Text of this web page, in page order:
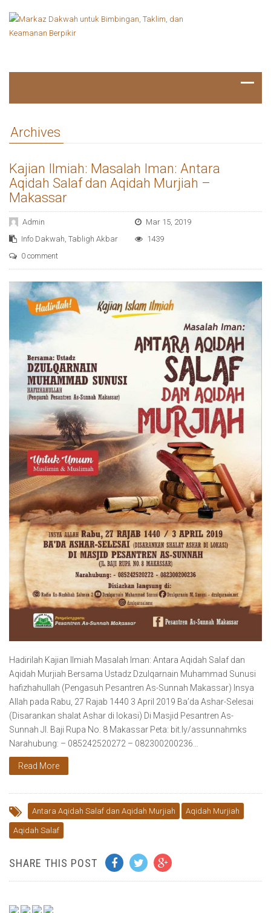
Archives
Kajian Ilmiah: Masalah Iman: Antara
Aqidah Salaf dan Aqidah Murjiah –
Makassar
Admin
Mar 15, 2019
Info Dakwah, Tabligh Akbar
1439
0 comment
Hadirilah Kajian Ilmiah Masalah Iman: Antara Aqidah Salaf dan
Aqidah Murjiah Bersama Ustadz Dzulqarnain Muhammad Sunusi
hafizhahullah (Pengasuh Pesantren As-Sunnah Makassar) Insya
Allah pada Rabu, 27 Rajab 1440 3 April 2019 Ba’da Ashar-Selesai
(Disarankan shalat Ashar di lokasi) Di Masjid Pesantren As-
Sunnah Jl. Baji Rupa No. 8 Makassar Peta: bit.ly/assunnahmks
Narahubung: – 085242520272 – 082300200236…
Read More
Antara Aqidah Salaf dan Aqidah Murjiah Aqidah Murjiah
Aqidah Salaf
SHARE THIS POST